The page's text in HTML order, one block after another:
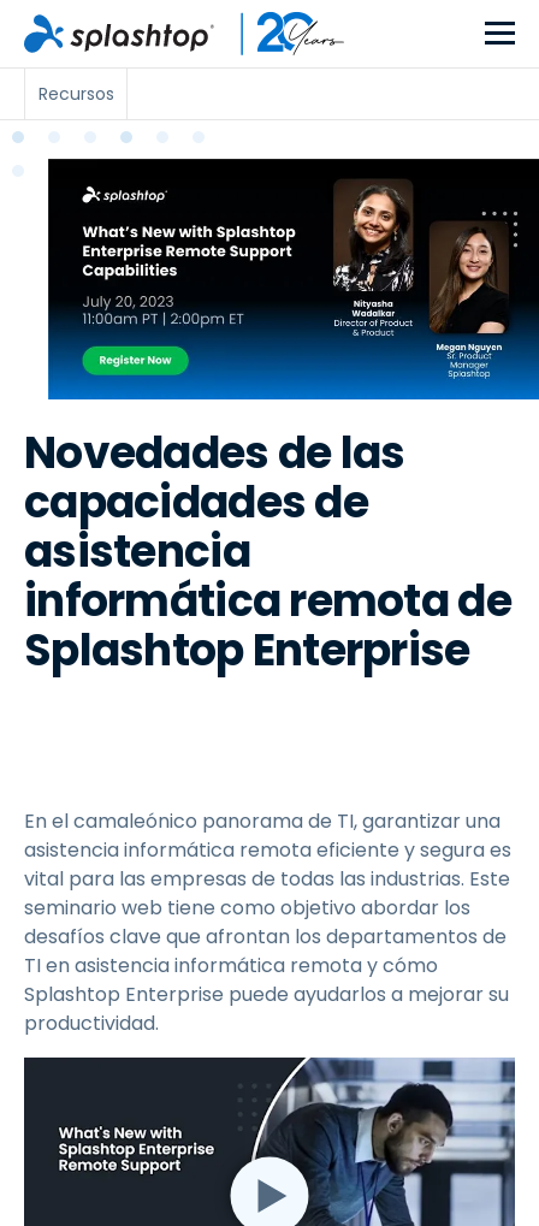
Recursos
Novedades de las
capacidades de
asistencia
informática remota de
Splashtop Enterprise
En el camaleónico panorama de TI, garantizar una
asistencia informática remota eficiente y segura es
vital para las empresas de todas las industrias. Este
seminario web tiene como objetivo abordar los
desafíos clave que afrontan los departamentos de
TI en asistencia informática remota y cómo
Splashtop Enterprise puede ayudarlos a mejorar su
productividad.